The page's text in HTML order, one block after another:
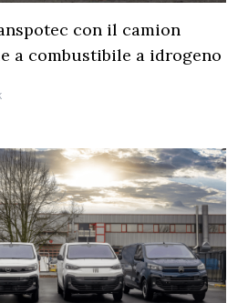
con il camion
a combustibile a idrogeno